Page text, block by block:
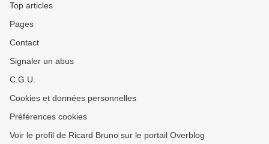
Top articles
Pages
Contact
Signaler un abus
C.G.U.
Cookies et données personnelles
Préférences cookies
Voir le profil de Ricard Bruno sur le portail Overblog